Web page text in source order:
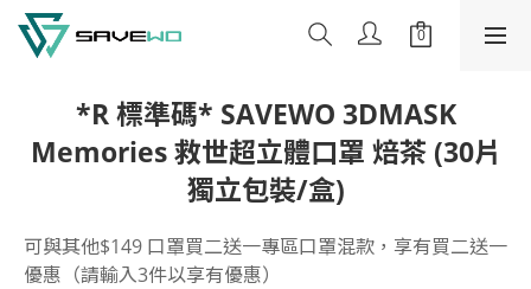
*R 標準碼* SAVEWO 3DMASK
Memories 救世超立體口罩 焙茶 (30片
獨立包裝/盒)
可與其他$149 口罩買二送一專區口罩混款，享有買二送一
優惠（請輸入3件以享有優惠）